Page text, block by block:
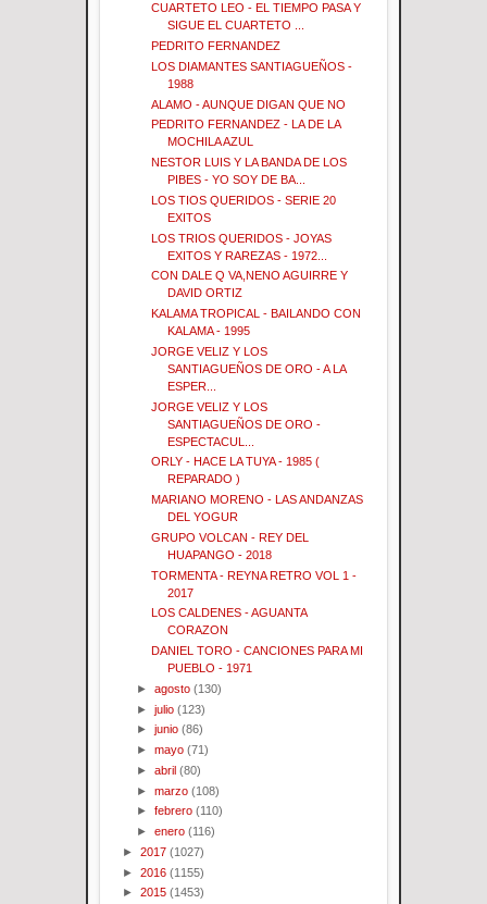
CUARTETO LEO - EL TIEMPO PASA Y
SIGUE EL CUARTETO ...
PEDRITO FERNANDEZ
LOS DIAMANTES SANTIAGUEÑOS -
1988
ALAMO - AUNQUE DIGAN QUE NO
PEDRITO FERNANDEZ - LA DE LA
MOCHILA AZUL
NESTOR LUIS Y LA BANDA DE LOS
PIBES - YO SOY DE BA...
LOS TIOS QUERIDOS - SERIE 20
EXITOS
LOS TRIOS QUERIDOS - JOYAS
EXITOS Y RAREZAS - 1972...
CON DALE Q VA,NENO AGUIRRE Y
DAVID ORTIZ
KALAMA TROPICAL - BAILANDO CON
KALAMA - 1995
JORGE VELIZ Y LOS
SANTIAGUEÑOS DE ORO - A LA
ESPER...
JORGE VELIZ Y LOS
SANTIAGUEÑOS DE ORO -
ESPECTACUL...
ORLY - HACE LA TUYA - 1985 (
REPARADO )
MARIANO MORENO - LAS ANDANZAS
DEL YOGUR
GRUPO VOLCAN - REY DEL
HUAPANGO - 2018
TORMENTA - REYNA RETRO VOL 1 -
2017
LOS CALDENES - AGUANTA
CORAZON
DANIEL TORO - CANCIONES PARA MI
PUEBLO - 1971
►agosto (130)
►julio (123)
►junio (86)
►mayo (71)
►abril (80)
►marzo (108)
►febrero (110)
►enero (116)
► 2017 (1027)
► 2016 (1155)
► 2015 (1453)